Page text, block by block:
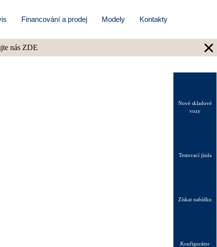
Financování a prodej Modely Kontakty
nás ZDE ×
Nové skladové
vozy
Testovací jízda
Získat nabídku
Konfigurátor